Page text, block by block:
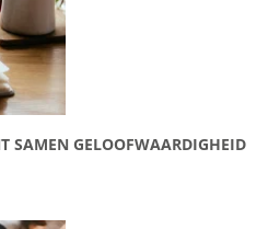
SAMEN GELOOFWAARDIGHEID